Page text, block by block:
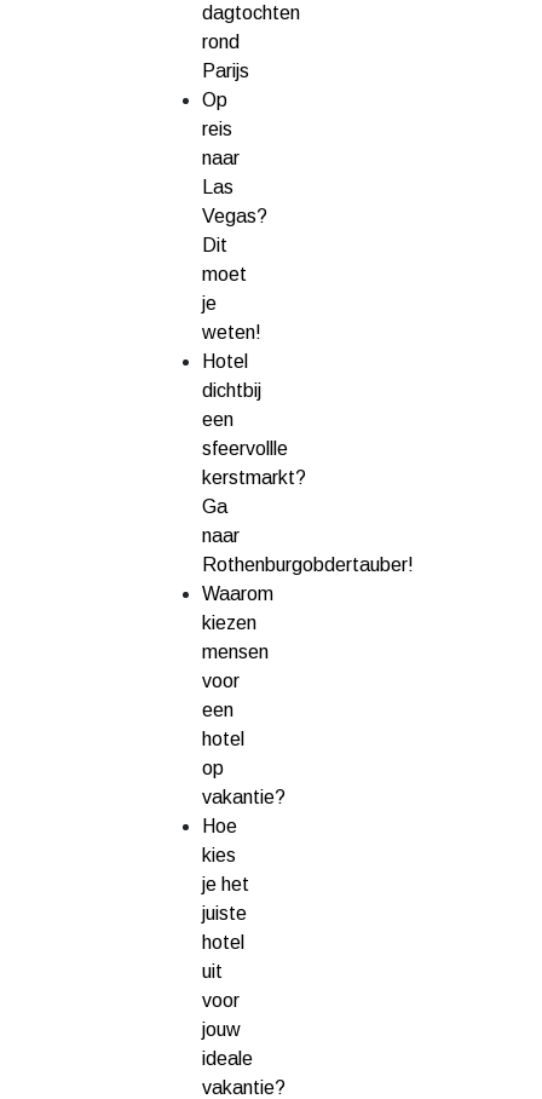
dagtochten
rond
Parijs
Op
reis
naar
Las
Vegas?
Dit
moet
je
weten!
Hotel
dichtbij
een
sfeervollle
kerstmarkt?
Ga
naar
Rothenburgobdertauber!
Waarom
kiezen
mensen
voor
een
hotel
op
vakantie?
Hoe
kies
je het
juiste
hotel
uit
voor
jouw
ideale
vakantie?